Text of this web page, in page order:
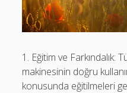
1. Eğitim ve Farkındalık:
makinesinin doğru
konusunda eğitilmeleri